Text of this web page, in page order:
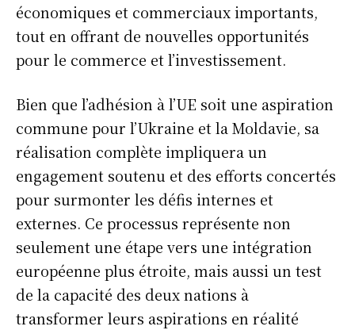
économiques et commerciaux importants,
tout en offrant de nouvelles opportunités
pour le commerce et l’investissement.
Bien que l’adhésion à l’UE soit une aspiration
commune pour l’Ukraine et la Moldavie, sa
réalisation complète impliquera un
engagement soutenu et des efforts concertés
pour surmonter les défis internes et
externes. Ce processus représente non
seulement une étape vers une intégration
européenne plus étroite, mais aussi un test
de la capacité des deux nations à
transformer leurs aspirations en réalité